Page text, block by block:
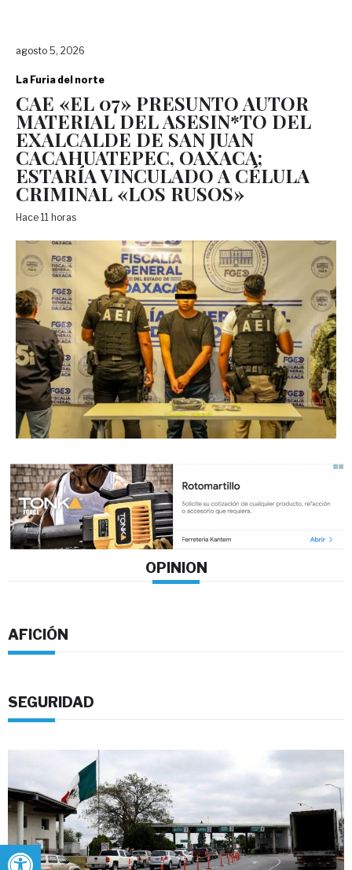
Abrir barra de herramientas
agosto 5, 2026
La Furia del norte
CAE «EL 07» PRESUNTO AUTOR
MATERIAL DEL ASESIN*TO DEL
EXALCALDE DE SAN JUAN
CACAHUATEPEC, OAXACA;
ESTARÍA VINCULADO A CÉLULA
CRIMINAL «LOS RUSOS»
Hace 11 horas
OPINION
AFICIÓN
SEGURIDAD